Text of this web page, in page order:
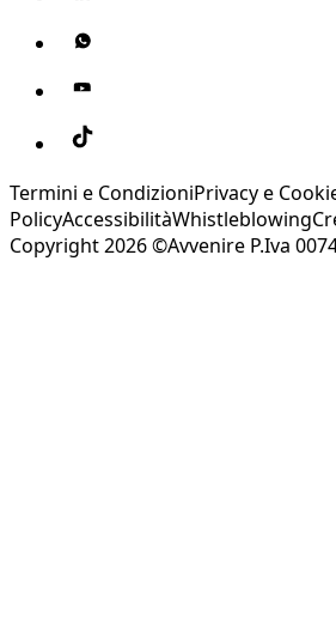
Termini e CondizioniPrivacy e
PolicyAccessibilitàWhistleblowing
Copyright 2026 ©Avvenire P.Iva